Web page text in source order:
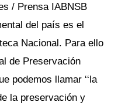
/ Prensa IABNSB
del país es el
Nacional. Para ello
de Preservación
podemos llamar ‘‘la
la preservación y